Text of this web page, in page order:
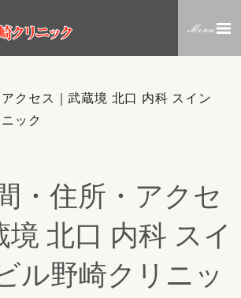
クセス｜武蔵境 北口 内科 スイン
ック
・住所・アクセ
境 北口 内科 スイ
ル野崎クリニッ